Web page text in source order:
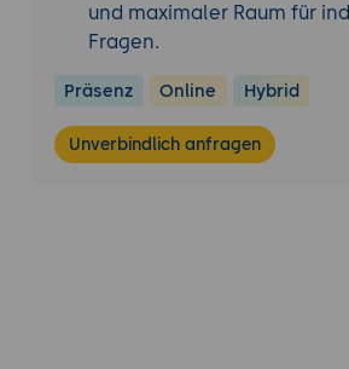
und maximaler Raum für
Fragen.
Präsenz Online Hybrid
Unverbindlich anfragen